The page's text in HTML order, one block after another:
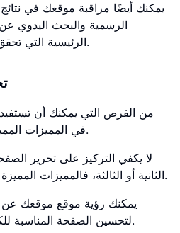
يمكنك أيضًا مراقبة موقعك في
الرئيسية التي تحقق ظهور المقاطع المميزة.
من الفرص التي يمكنك أن
في المميزات المميزة على محركات البحث.
لا يكفي التركيز على تحرير
الثانية أو الثالثة، فالمميزات المميزة لها نظام تصنيفها الخاص.
يمكنك رؤية موقع موقعك
لتحسين الصفحة المناسبة للكلمات الرئيسية المناسبة.